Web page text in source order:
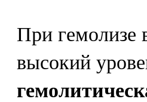
При гемолизе
высокий